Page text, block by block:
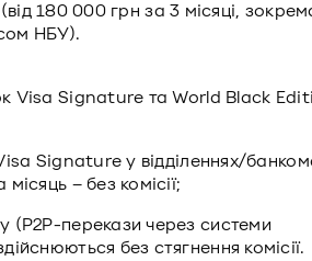
180 000 грн за 3 місяці,
НБУ).
Visa Signature та World Black
Signature у відділеннях/
– без комісії;
(P2P-перекази через системи
без стягнення комісії.